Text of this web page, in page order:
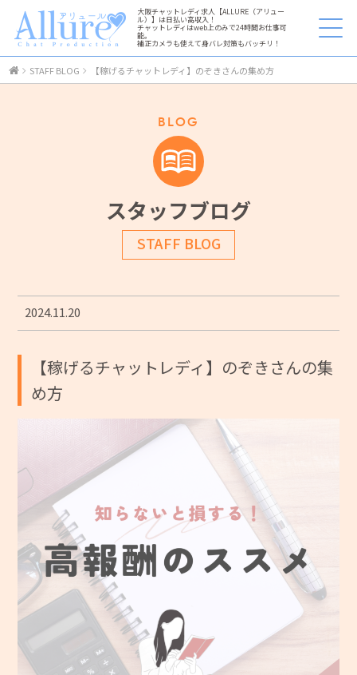
大阪チャットレディ求人【ALLURE（アリュー
ル）】は日払い高収入！
チャットレディはweb上のみで24時間お仕事可
能。
補正カメラも使えて身バレ対策もバッチリ！
STAFF BLOG 【稼げるチャットレディ】のぞきさんの集め方
BLOG
スタッフブログ
STAFF BLOG
2024.11.20
【稼げるチャットレディ】のぞきさんの集
め方